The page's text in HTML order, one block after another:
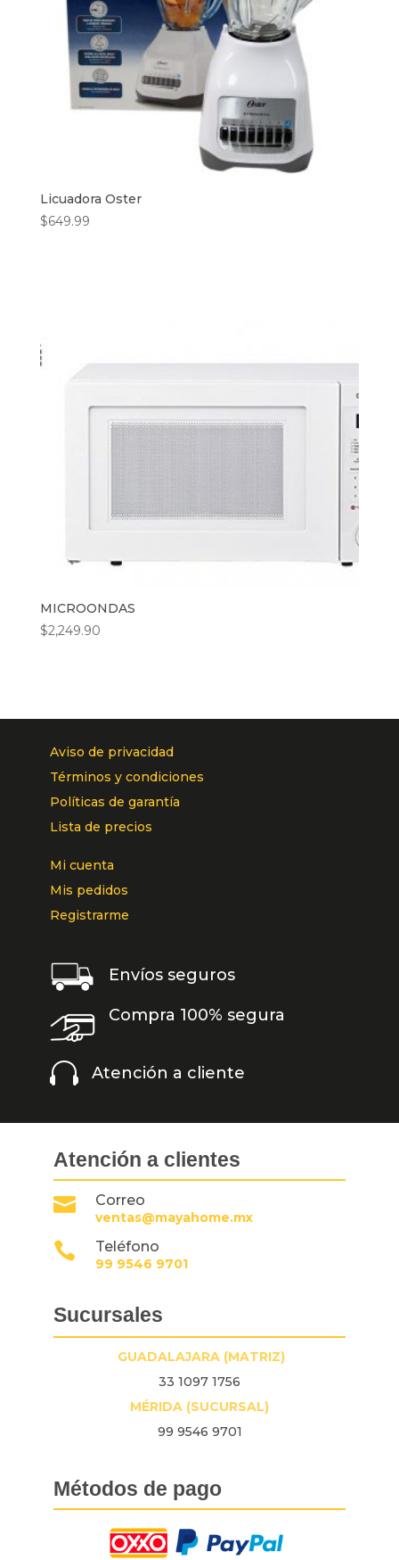
Licuadora Oster
$649.99
MICROONDAS
$2,249.90
Aviso de privacidad
Términos y condiciones
Políticas de garantía
Lista de precios
Mi cuenta
Mis pedidos
Registrarme
Envíos seguros
Compra 100% segura
 Atención a cliente
Atención a clientes
 Correo
ventas@mayahome.mx
 Teléfono
99 9546 9701
Sucursales
GUADALAJARA (MATRIZ)
33 1097 1756
MÉRIDA (SUCURSAL)
99 9546 9701
Métodos de pago